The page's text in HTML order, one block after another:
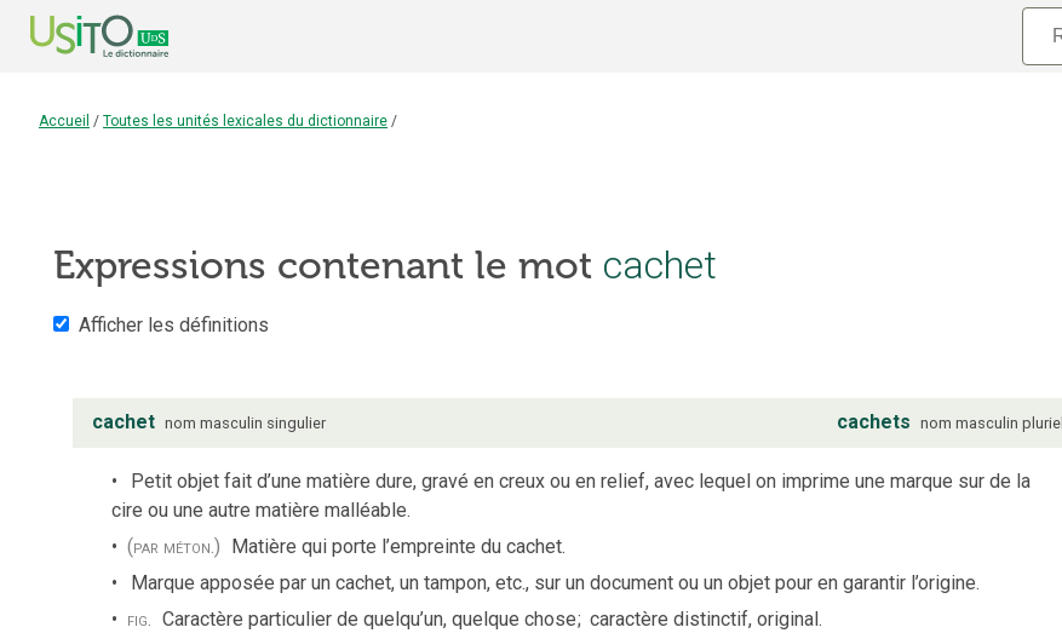
Accueil / Toutes les unités lexicales du dictionnaire /
Expressions contenant le mot cachet
Afficher les définitions
cachet nom masculin singulier cachets nom masculin pluriel
Petit objet fait d’une matière dure, gravé en creux ou en relief, avec lequel on imprime une marque sur de la
cire ou une autre matière malléable.
(par méton.) Matière qui porte l’empreinte du cachet.
Marque apposée par un cachet, un tampon, etc., sur un document ou un objet pour en garantir l’origine.
fig. Caractère particulier de quelqu’un, quelque chose; caractère distinctif, original.